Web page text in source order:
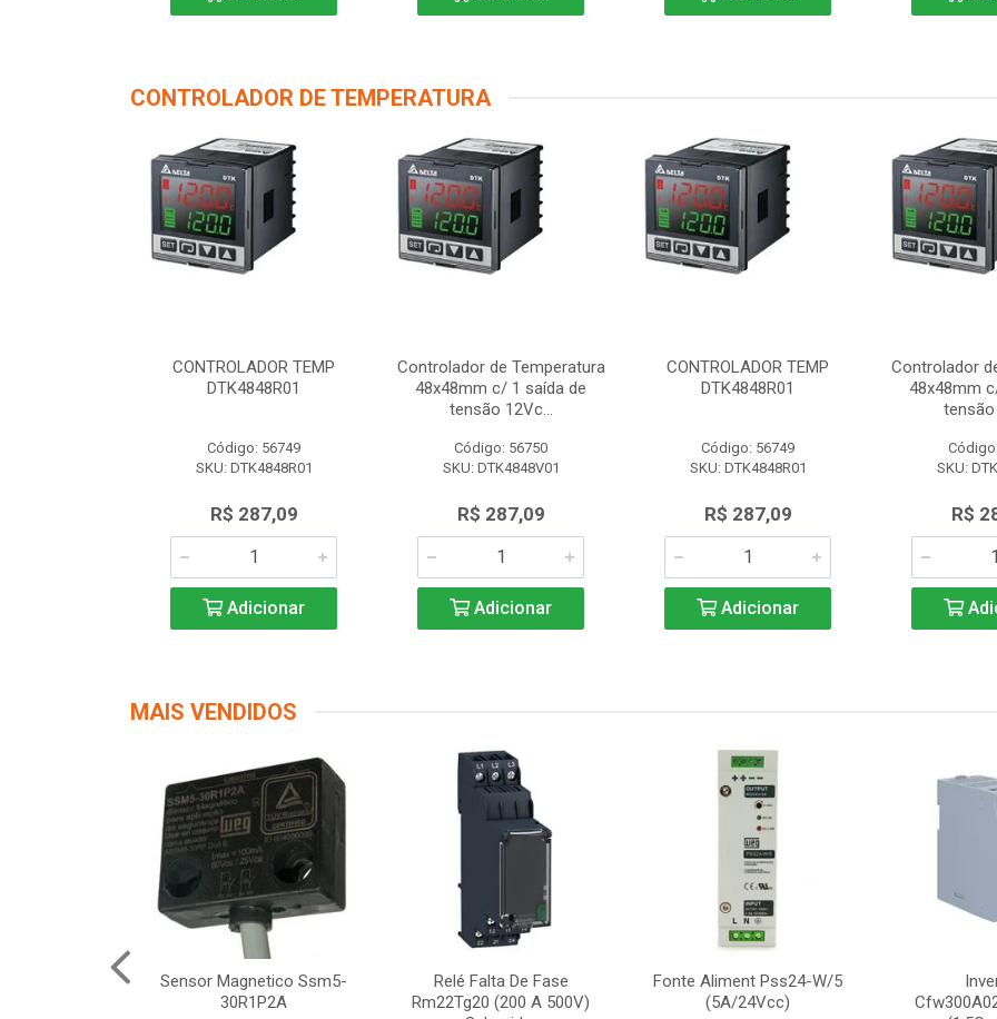
CONTROLADOR DE TEMPERATURA
CONTROLADOR TEMP
DTK4848R01
Código: 56749
SKU: DTK4848R01
R$ 287,09
Adicionar
Controlador de Temperatura
48x48mm c/ 1 saída de
tensão 12Vc...
Código: 56750
SKU: DTK4848V01
R$ 287,09
Adicionar
CONTROLADOR TEMP
DTK4848R01
Código: 56749
SKU: DTK4848R01
R$ 287,09
Adicionar
Controlador
48x48mm
tensão
SKU:
R$
MAIS VENDIDOS
Sensor Magnetico Ssm5-
30R1P2A
Relé Falta De Fase
Rm22Tg20 (200 A 500V)
Fonte Aliment Pss24-W/5
(5A/24Vcc)